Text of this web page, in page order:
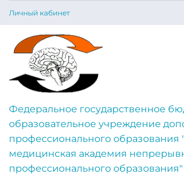
Личный кабинет
Федеральное государственное
образовательное учреждение
профессионального образования
медицинская академия
профессионального образования"